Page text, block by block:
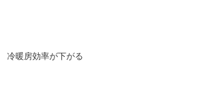
冷暖房効率が下がる